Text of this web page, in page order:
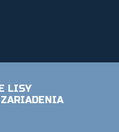
LISY